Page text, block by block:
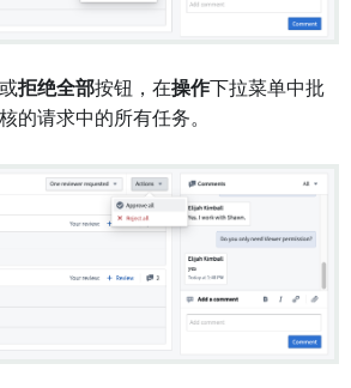
或拒绝全部按钮，在操作下拉菜单中批
的请求中的所有任务。